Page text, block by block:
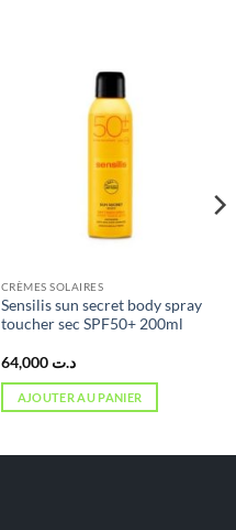
CRÈMES SOLAIRES
Sensilis sun secret body spray
toucher sec SPF50+ 200ml
د.ت 64,000
AJOUTER AU PANIER